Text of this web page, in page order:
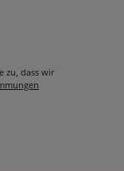
zu, dass wir